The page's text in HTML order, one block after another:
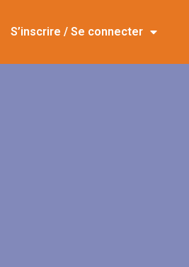
S’inscrire / Se connecter